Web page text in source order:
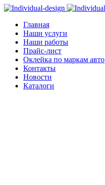
Главная
Наши услуги
Наши работы
Прайс-лист
Оклейка по маркам авто
Контакты
Новости
Каталоги